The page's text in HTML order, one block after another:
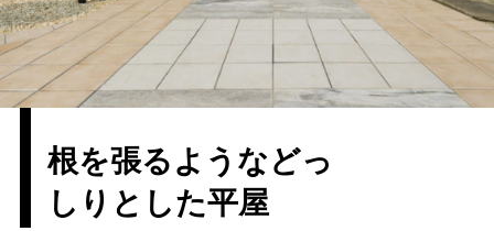
根を張るようなどっ
しりとした平屋